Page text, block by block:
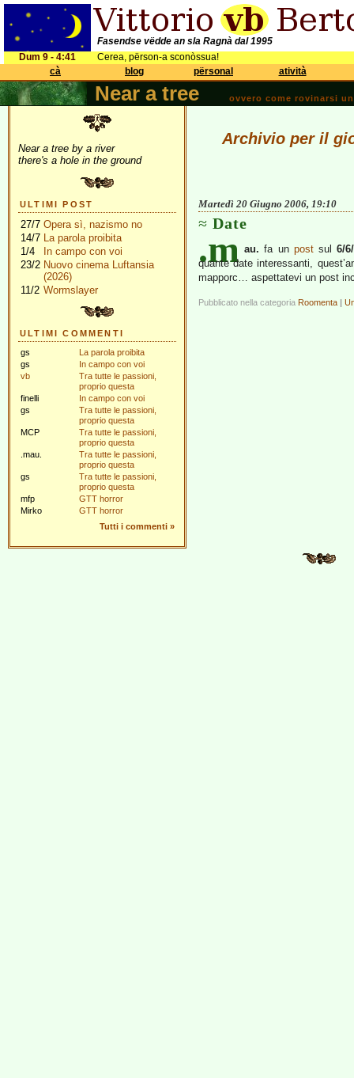
Fasendse vëdde an sla Ragnà dal 1995
Dum 9 - 4:41
Cerea, përson-a sconòssua!
cà
blog përsonal atività
Near a tree ovvero come rovinarsi
Near a tree by a river
there's a hole in the ground
ULTIMI POST
27/7 Opera sì, nazismo no
14/7 La parola proibita
1/4
In campo con voi
23/2 Nuovo cinema Luftansia
(2026)
11/2 Wormslayer
ULTIMI COMMENTI
gs
La parola proibita
gs
In campo con voi
vb
Tra tutte le passioni,
proprio questa
finelli
In campo con voi
gs
Tra tutte le passioni,
proprio questa
MCP
Tra tutte le passioni,
proprio questa
.mau.
Tra tutte le passioni,
proprio questa
gs
Tra tutte le passioni,
proprio questa
mfp
GTT horror
Mirko
GTT horror
Tutti i commenti »
Archivio per il
Martedì 20 Giugno 2006, 19:10
Date
.m au. fa un postsul6/
quante date interessanti,
mapporc… aspettatevi un post
Pubblicato nella categoria Roomenta |